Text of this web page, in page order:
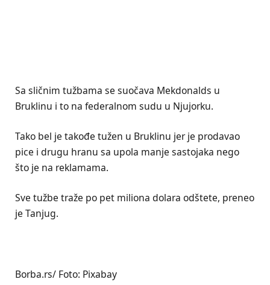
Sa sličnim tužbama se suočava Mekdonalds u
Bruklinu i to na federalnom sudu u Njujorku.
Tako bel je takođe tužen u Bruklinu jer je prodavao
pice i drugu hranu sa upola manje sastojaka nego
što je na reklamama.
Sve tužbe traže po pet miliona dolara odštete, preneo
je Tanjug.
Borba.rs/ Foto: Pixabay